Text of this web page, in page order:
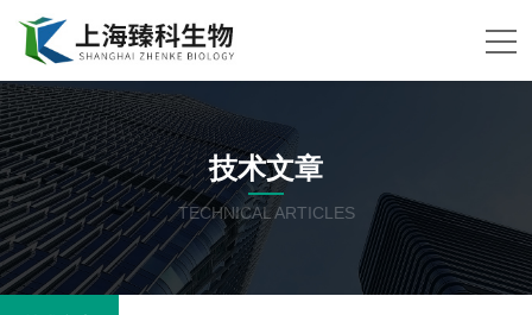
技术文章
TECHNICAL ARTICLES